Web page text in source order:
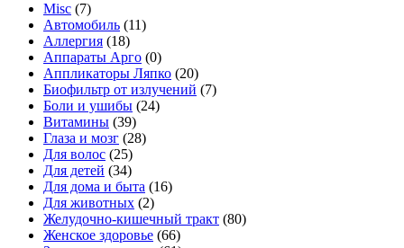
Misc (7)
Автомобиль (11)
Аллергия (18)
Аппараты Арго (0)
Аппликаторы Ляпко (20)
Биофильтр от излучений (7)
Боли и ушибы (24)
Витамины (39)
Глаза и мозг (28)
Для волос (25)
Для детей (34)
Для дома и быта (16)
Для животных (2)
Желудочно-кишечный тракт (80)
Женское здоровье (66)